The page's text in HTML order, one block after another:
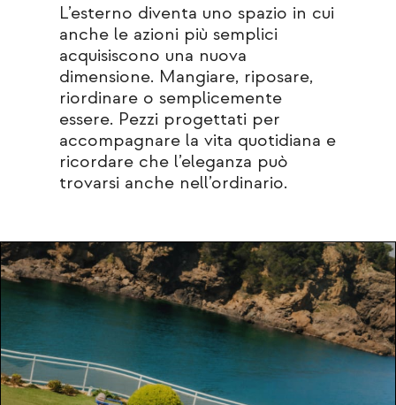
L’esterno diventa uno spazio in cui
anche le azioni più semplici
acquisiscono una nuova
dimensione. Mangiare, riposare,
riordinare o semplicemente
essere. Pezzi progettati per
accompagnare la vita quotidiana e
ricordare che l’eleganza può
trovarsi anche nell’ordinario.